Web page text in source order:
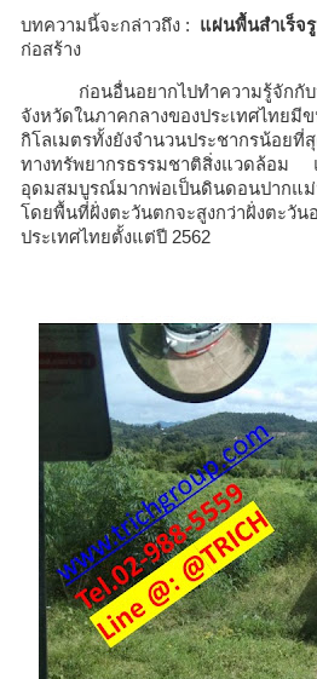
บทความนี้จะกล่าวถึง : แผ่นพื้นสำเร็จ
ก่อสร้าง
ก่อนอื่นอยากไปทำความรู้จักกับ
จังหวัดในภาคกลางของประเทศไทยมี
กิโลเมตรทั้งยังจำนวนประชากรน้อย
ทางทรัพยากรธรรมชาติสิ่งแวดล้อม
อุดมสมบูรณ์มากพ่อเป็นดินดอนปากแม่
โดยพื้นที่ฝั่งตะวันตกจะสูงกว่าฝั่งตะวั
ประเทศไทยตั้งแต่ปี 2562